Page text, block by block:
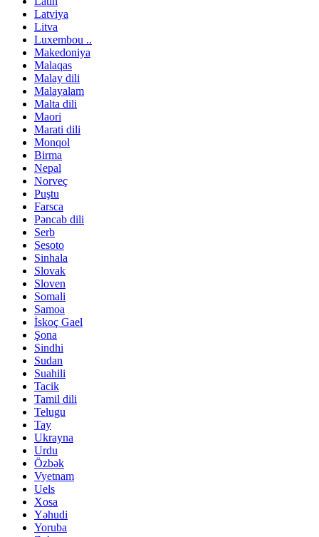
Latviya
Litva
Luxembou ..
Makedoniya
Malaqas
Malay dili
Malayalam
Malta dili
Maori
Marati dili
Monqol
Birma
Nepal
Norveç
Puştu
Farsca
Pəncab dili
Serb
Sesoto
Sinhala
Slovak
Sloven
Somali
Samoa
İskoç Gael
Şona
Sindhi
Sudan
Suahili
Tacik
Tamil dili
Telugu
Tay
Ukrayna
Urdu
Özbək
Vyetnam
Uels
Xosa
Yəhudi
Yoruba